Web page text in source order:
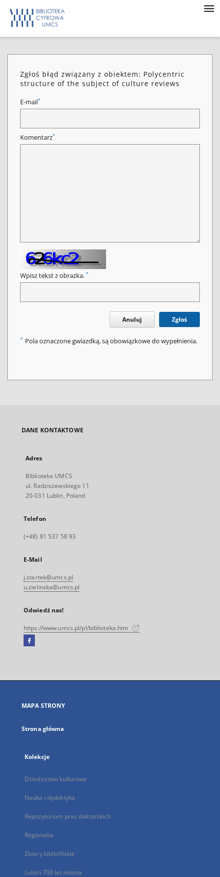
Zgłoś błąd związany z obiektem: Polycentric
structure of the subject of culture reviews
E-mail*
Komentarz*
Wpisz tekst z obrazka. *
Anuluj Zgłoś
* Pola oznaczone gwiazdką, są obowiązkowe do wypełnienia.
DANE KONTAKTOWE
Adres
Biblioteka UMCS
ul. Radziszewskiego 11
20-031 Lublin, Poland
Telefon
(+48) 81 537 58 93
E-Mail
j.startek@umcs.pl
u.zielinska@umcs.pl
Odwiedź nas!
https://www.umcs.pl/pl/biblioteka.htm
Facebook
się
karcie
MAPA STRONY
Strona główna
Kolekcje
Dziedzictwo kulturowe
Nauka i dydaktyka
Repozytorium prac doktorskich
Regionalia
Zbiory bibliofilskie
Lublin 700 lat miasta